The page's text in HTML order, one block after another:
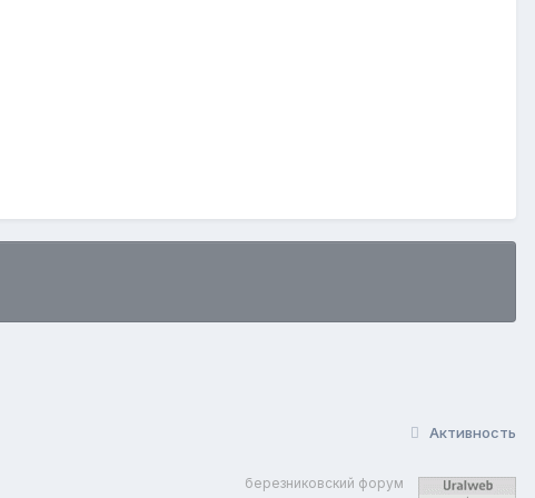
Активность
березниковский форум